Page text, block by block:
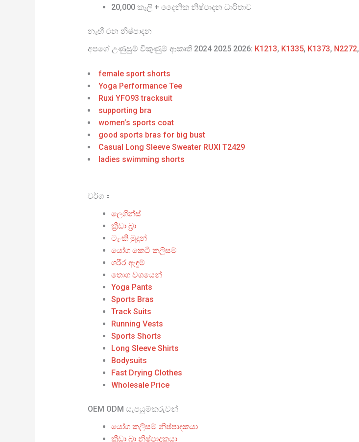
20,000 කෑලි + දෛනික නිෂ්පාදන ධාරිතාව
නැඟී එන නිෂ්පාදන
අපගේ උණුසුම් විකුණුම් ආකෘති 2024 2025 2026: K1213, K1335, K1373, N2272,
female sport shorts
Yoga Performance Tee
Ruxi YFO93 tracksuit
supporting bra
women’s sports coat
good sports bras for big bust
Casual Long Sleeve Sweater RUXI T2429
ladies swimming shorts
වර්ග：
ලෙගින්ස්
ක්‍රීඩා බ්‍රා
ටැංකි මුදුන්
යෝග කෙටි කලිසම්
ශරීර ඇඳුම්
තොග වශයෙන්
Yoga Pants
Sports Bras
Track Suits
Running Vests
Sports Shorts
Long Sleeve Shirts
Bodysuits
Fast Drying Clothes
Wholesale Price
OEM ODM සැපයුම්කරුවන්
යෝග කලිසම් නිෂ්පාදකයා
ක්‍රීඩා බ්‍රා නිෂ්පාදකයා